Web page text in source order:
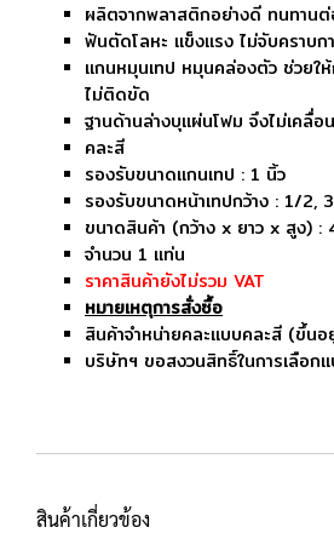
ผลิตจากพลาสติกอย่างดี ทนทานต่
ฟันตัดโลหะ แข็งแรง ไม่จับคราบก
แกนหมุนเทป หมุนคล่องตัว ช่วยใ
ไม่ติดขัด
ฐานด้านล่างบุแผ่นโฟม จึงไม่เคลื่
คละสี
รองรับขนาดแกนเทป : 1 นิ้ว
รองรับขนาดหน้าเทปกว้าง : 1/2,
ขนาดสินค้า (กว้าง x ยาว x สูง)
จำนวน 1 แท่น
ราคาสินค้ายังไม่รวม VAT
หมายเหตุการสั่งซื้อ
สินค้าจำหน่ายคละแบบคละสี (ขึ้น
บริษัทฯ ขอสงวนสิทธิ์ในการเลือก
สินค้าเกี่ยวข้อง